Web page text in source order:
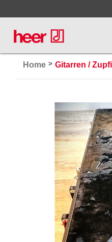
Effekte
Controller/DMX
... mehr
PRO AUDIO, MICS,
Preisliste
Home > Gitarren /